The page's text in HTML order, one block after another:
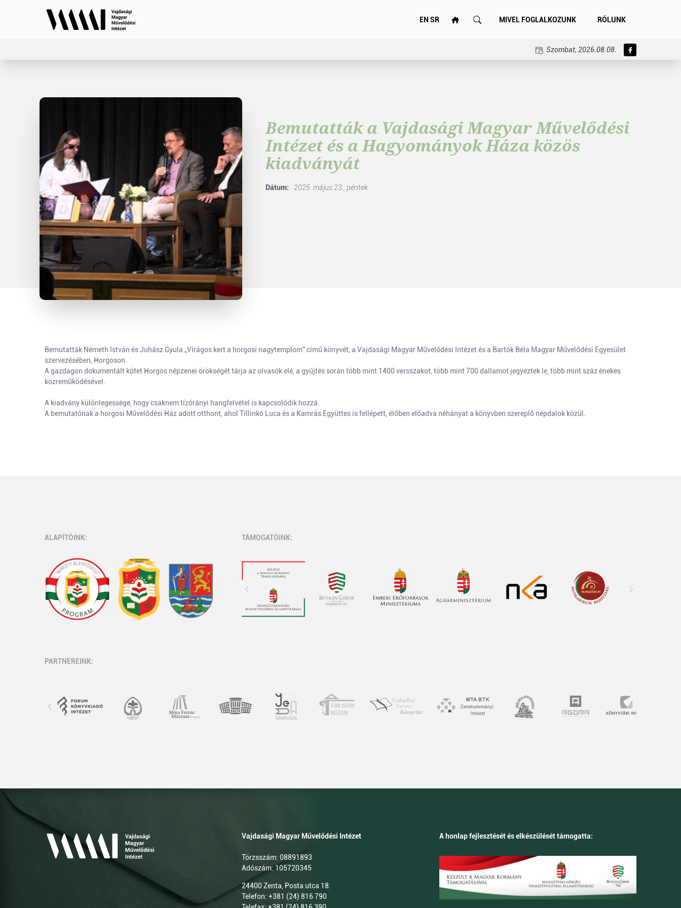
EN SR MIVEL FOGLALKOZUNK RÓLUNK
Szombat, 2026.08.08.
Bemutatták a Vajdasági Magyar Művelődési
Intézet és a Hagyományok Háza közös
kiadványát
Dátum: 2025. május 23., péntek
Bemutatták Németh István és Juhász Gyula „Virágos kert a horgosi nagytemplom” című könyvét, a Vajdasági Magyar Művelődési Intézet és a Bartók Béla Magyar Művelődési Egyesület
szervezésében, Horgoson.
A gazdagon dokumentált kötet Horgos népzenei örökségét tárja az olvasók elé, a gyűjtés során több mint 1400 versszakot, több mint 700 dallamot jegyeztek le, több mint száz énekes
közreműködésével.
A kiadvány különlegessége, hogy csaknem tízórányi hangfelvétel is kapcsolódik hozzá.
A bemutatónak a horgosi Művelődési Ház adott otthont, ahol Tillinkó Luca és a Kamrás Együttes is fellépett, élőben előadva néhányat a könyvben szereplő népdalok közül.
ALAPÍTÓINK: TÁMOGATÓINK:
PARTNEREINK:
Vajdasági Magyar Művelődési Intézet
Törzsszám: 08891893
Adószám: 105720345
24400 Zenta, Posta utca 18.
Telefon: +381 (24) 816 790
A honlap fejlesztését és elkészülését támogatta: